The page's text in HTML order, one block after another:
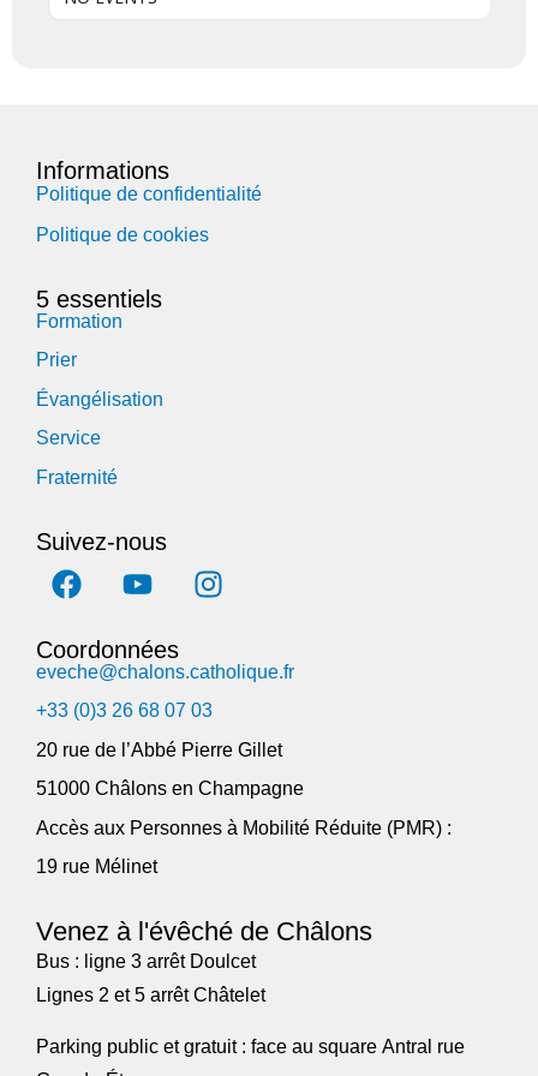
Informations
Politique de confidentialité
Politique de cookies
5 essentiels
Formation
Prier
Évangélisation
Service
Fraternité
Suivez-nous
Coordonnées
eveche@chalons.catholique.fr
+33 (0)3 26 68 07 03
20 rue de l’Abbé Pierre Gillet
51000 Châlons en Champagne
Accès aux Personnes à Mobilité Réduite (PMR) :
19 rue Mélinet
Venez à l'évêché de Châlons
Bus : ligne 3 arrêt Doulcet
Lignes 2 et 5 arrêt Châtelet
Parking public et gratuit : face au square Antral rue